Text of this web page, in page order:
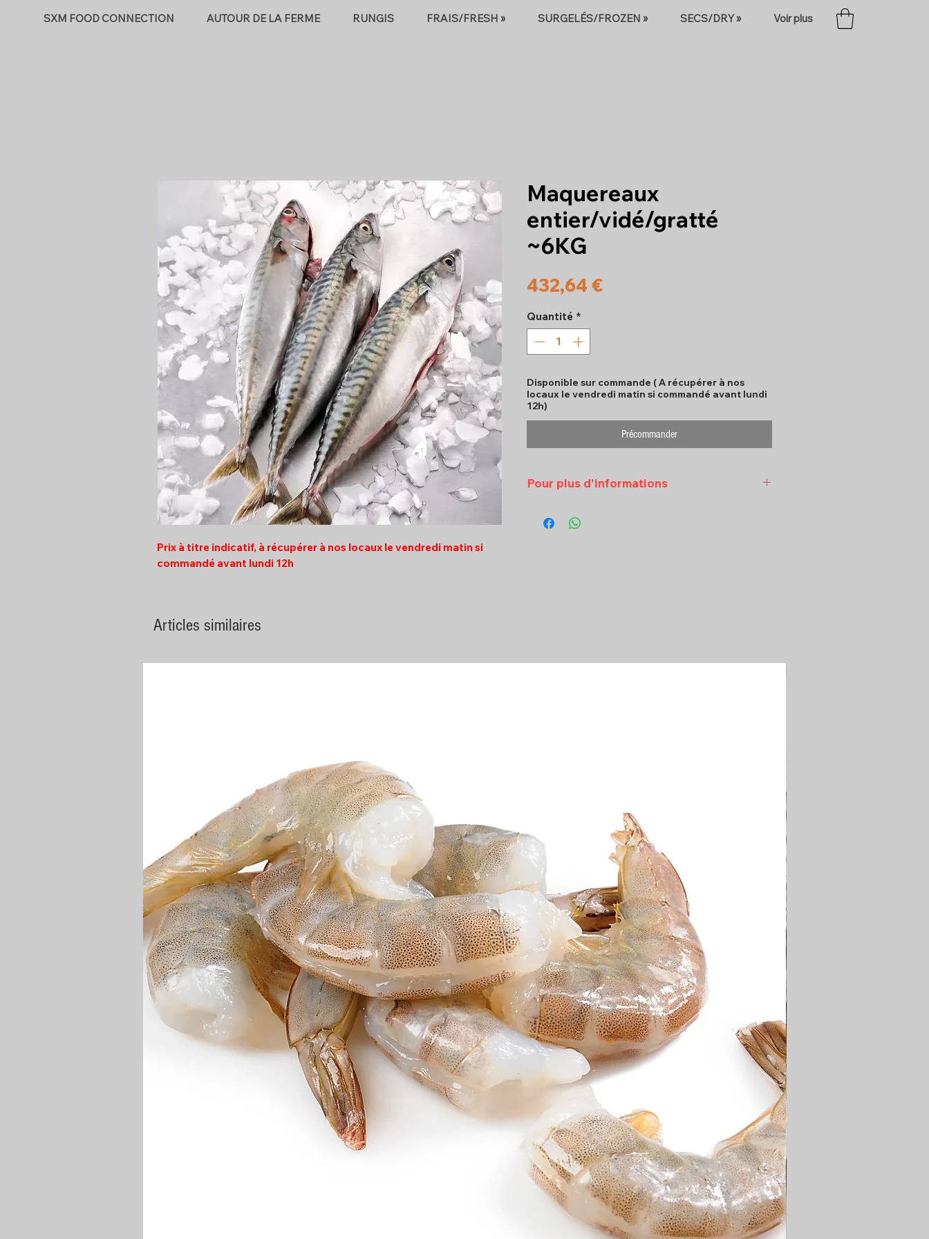
SXM FOOD CONNECTION AUTOUR DE LA FERME RUNGIS FRAIS/FRESH » SURGELÉS/FROZEN » SECS/DRY » Voir plus
Prix à titre indicatif, à récupérer à nos locaux le vendredi matin si
commandé avant lundi 12h
Maquereaux
entier/vidé/gratté
~6KG
432,64 €
Quantité *
Disponible sur commande ( A récupérer à nos
locaux le vendredi matin si commandé avant lundi
12h)
Précommander
Pour plus d'informations
09 ou par email sxmfoodpro@gmail.com
Articles similaires